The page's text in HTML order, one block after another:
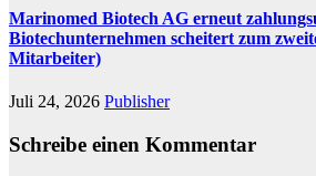
Marinomed Biotech AG erneut
Biotechunternehmen scheitert zum
Mitarbeiter)
Juli 24, 2026 Publisher
Schreibe einen Kommentar